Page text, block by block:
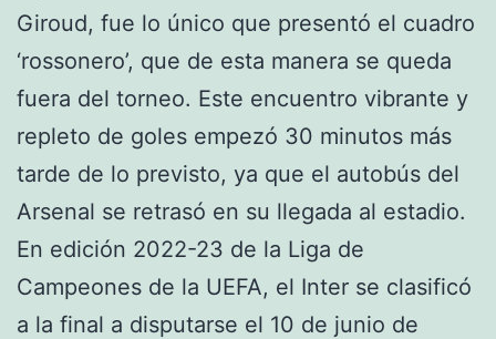
Giroud, fue lo único que presentó el cuadro
‘rossonero’, que de esta manera se queda
fuera del torneo. Este encuentro vibrante y
repleto de goles empezó 30 minutos más
tarde de lo previsto, ya que el autobús del
Arsenal se retrasó en su llegada al estadio.
En edición 2022-23 de la Liga de
Campeones de la UEFA, el Inter se clasificó
a la final a disputarse el 10 de junio de